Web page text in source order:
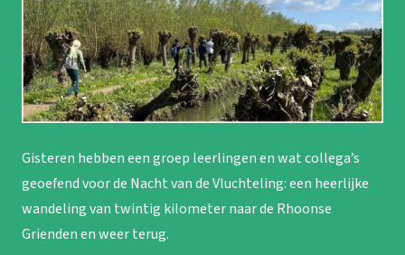
Gisteren hebben een groep leerlingen en wat collega’s
geoefend voor de Nacht van de Vluchteling: een heerlijke
wandeling van twintig kilometer naar de Rhoonse
Grienden en weer terug.